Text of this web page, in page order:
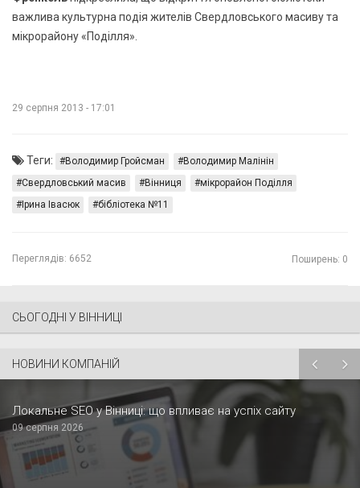
важлива культурна подія жителів Свердловського масиву та
мікрорайону «Поділля».
29 серпня 2013 - 17:01
Теги: Володимир Гройсман
Володимир Малінін
Свердловський масив
Вінниця
мікрорайон Поділля
Ірина Івасюк
бібліотека №11
Переглядів: 6652 Поширень: 0
СЬОГОДНІ У ВІННИЦІ
НОВИНИ КОМПАНІЙ
Локальне SEO у Вінниці: що впливає на успіх сайту
09 серпня 2026